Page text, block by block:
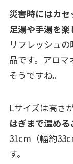
災害時にはカ
足湯や手湯を
リフレッシュ
品です。アロ
そうですね。
Lサイズは高さ
はぎまで温め
31cm（幅約
す。